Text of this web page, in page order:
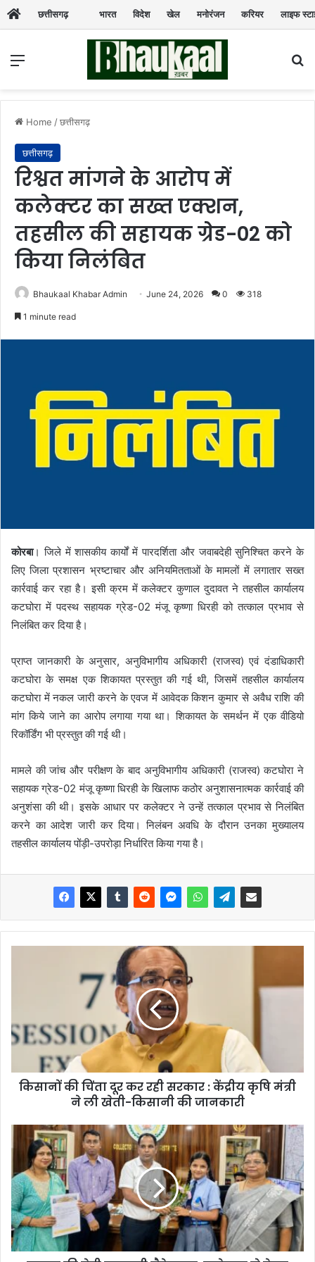
छत्तीसगढ़ भारत विदेश खेल मनोरंजन करियर लाइफ
Menu
Home /छत्तीसगढ़
छत्तीसगढ़
रिश्वत मांगने के आरोप में
कलेक्टर का सख्त एक्शन,
तहसील की सहायक ग्रेड-02 को
किया निलंबित
Bhaukaal Khabar Admin June 24, 2026 0 318
1 minute read
कोरबा। जिले में शासकीय कार्यों में पारदर्शिता और जवाबदेही सुनिश्चित करने के
लिए जिला प्रशासन भ्रष्टाचार और अनियमितताओं के मामलों में लगातार सख्त
कार्रवाई कर रहा है। इसी क्रम में कलेक्टर कुणाल दुदावत ने तहसील कार्यालय
कटघोरा में पदस्थ सहायक ग्रेड-02 मंजू कृष्णा धिरही को तत्काल प्रभाव से
निलंबित कर दिया है।
प्राप्त जानकारी के अनुसार, अनुविभागीय अधिकारी (राजस्व) एवं दंडाधिकारी
कटघोरा के समक्ष एक शिकायत प्रस्तुत की गई थी, जिसमें तहसील कार्यालय
कटघोरा में नकल जारी करने के एवज में आवेदक किशन कुमार से अवैध राशि की
मांग किये जाने का आरोप लगाया गया था। शिकायत के समर्थन में एक वीडियो
रिकॉर्डिंग भी प्रस्तुत की गई थी।
मामले की जांच और परीक्षण के बाद अनुविभागीय अधिकारी (राजस्व) कटघोरा ने
सहायक ग्रेड-02 मंजू कृष्णा धिरही के खिलाफ कठोर अनुशासनात्मक कार्रवाई की
अनुशंसा की थी। इसके आधार पर कलेक्टर ने उन्हें तत्काल प्रभाव से निलंबित
करने का आदेश जारी कर दिया। निलंबन अवधि के दौरान उनका मुख्यालय
तहसील कार्यालय पोंड़ी-उपरोड़ा निर्धारित किया गया है।
किसानों की चिंता दूर कर रही सरकार : केंद्रीय कृषि मंत्री
ने ली खेती-किसानी की जानकारी